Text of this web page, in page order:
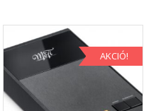
AKCIÓ!